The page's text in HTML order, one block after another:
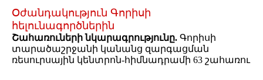
Օժանդակություն Գորիսի
հելունագործներին
Շահառուների նկարագրությունը. Գորիսի
տարածաշրջանի կանանց զարգացման
ռեսուրսային կենտրոն-հիմնադրամի 63 շահառու